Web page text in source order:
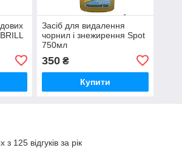
Засіб для видалення
чорнил і знежирення Spot
750мл
350₴
Купити
125 відгуків за рік